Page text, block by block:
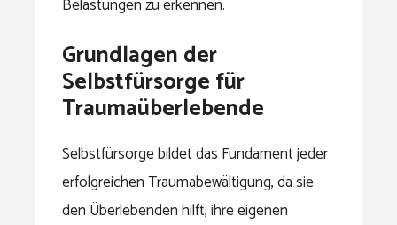
Belastungen zu erkennen.
Grundlagen der
Selbstfürsorge für
Traumaüberlebende
Selbstfürsorge bildet das Fundament jeder
erfolgreichen Traumabewältigung, da sie
den Überlebenden hilft, ihre eigenen